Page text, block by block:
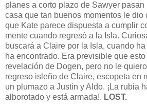
planes a corto plazo de Sawyer
casa que tan buenos momentos le dio
que Kate parece dispuesta a cumplir
mente cuando regresó a la Isla.
buscará a Claire por la Isla, cuando
ha encontrado. Era previsible que
revelación de Dogen, pero no le
regreso isleño de Claire, escopeta en
un plumazo a Justin y Aldo. ¡La rubia
alborotado y está armada!. LOST.